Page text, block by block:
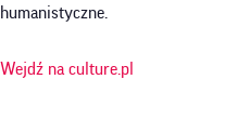
humanistyczne.
Wejdź na culture.pl